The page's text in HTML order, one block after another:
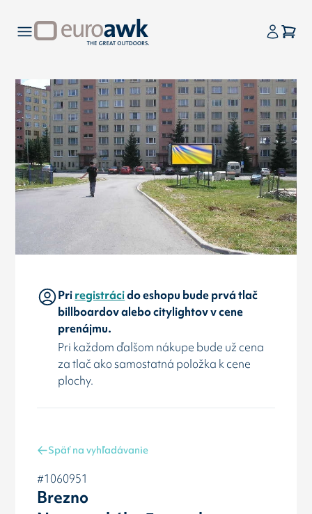
Priregistrácido eshopu bude prvá tlač
billboardov alebo citylightov v cene
prenájmu.
Pri každom ďalšom nákupe bude už cena
za tlač ako samostatná položka k cene
plochy.
Späť na vyhľadávanie
#1060951
Brezno